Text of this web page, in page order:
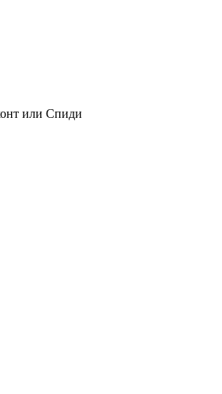
или Спиди